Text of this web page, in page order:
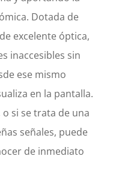
Dotada de
excelente óptica,
inaccesibles sin
ese mismo
en la pantalla.
si se trata de una
señales, puede
de inmediato